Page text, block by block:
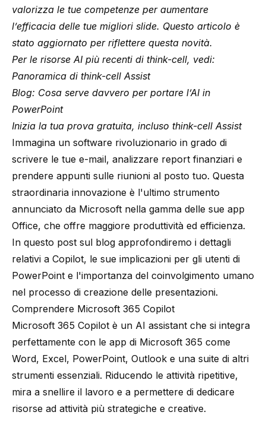
valorizza le tue competenze per aumentare
l’efficacia delle tue migliori slide. Questo articolo è
stato aggiornato per riflettere questa novità.
Per le risorse AI più recenti di think-cell, vedi:
Panoramica di think-cell Assist
Blog: Cosa serve davvero per portare l’AI in
PowerPoint
Inizia la tua prova gratuita, incluso think-cell Assist
Immagina un software rivoluzionario in grado di
scrivere le tue e-mail, analizzare report finanziari e
prendere appunti sulle riunioni al posto tuo. Questa
straordinaria innovazione è l'ultimo strumento
annunciato da Microsoft nella gamma delle sue app
Office, che offre maggiore produttività ed efficienza.
In questo post sul blog approfondiremo i dettagli
relativi a Copilot, le sue implicazioni per gli utenti di
PowerPoint e l'importanza del coinvolgimento umano
nel processo di creazione delle presentazioni.
Comprendere Microsoft 365 Copilot
Microsoft 365 Copilot è un AI assistant che si integra
perfettamente con le app di Microsoft 365 come
Word, Excel, PowerPoint, Outlook e una suite di altri
strumenti essenziali. Riducendo le attività ripetitive,
mira a snellire il lavoro e a permettere di dedicare
risorse ad attività più strategiche e creative.